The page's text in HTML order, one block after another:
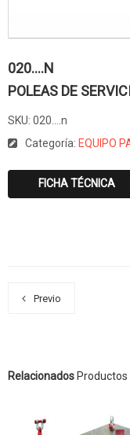
020….N
POLEAS DE
SKU: 020....n
Categoría: EQUIPO
FICHA TÉCNICA
Previo
Relacionados Productos